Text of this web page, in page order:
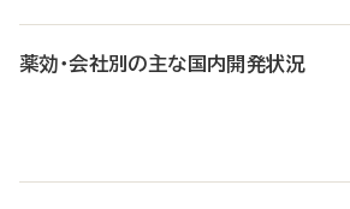
薬効・会社別の主な国内開発状況